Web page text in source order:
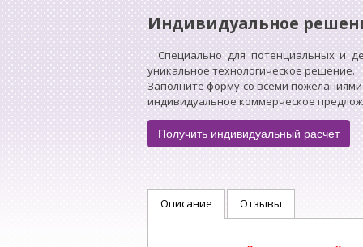
Индивидуальное
Специально для потенциальных и
уникальное технологическое решение.
Заполните форму со всеми
индивидуальное коммерческое
Получить индивидуальный расчет
Описание Отзывы